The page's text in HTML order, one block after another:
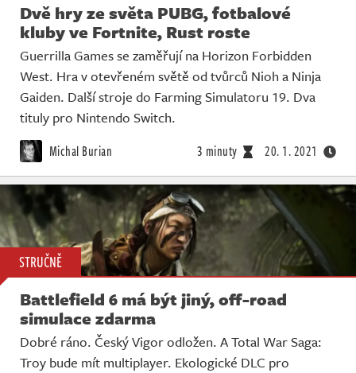
Dvě hry ze světa PUBG, fotbalové
kluby ve Fortnite, Rust roste
Guerrilla Games se zaměřují na Horizon Forbidden
West. Hra v otevřeném světě od tvůrců Nioh a Ninja
Gaiden. Další stroje do Farming Simulatoru 19. Dva
tituly pro Nintendo Switch.
Michal Burian 3 minuty 20. 1. 2021
STRUČNĚ
Battlefield 6 má být jiný, off-road
simulace zdarma
Dobré ráno. Český Vigor odložen. A Total War Saga:
Troy bude mít multiplayer. Ekologické DLC pro